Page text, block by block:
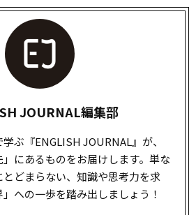
JOURNAL編集部
ぶ『ENGLISH JOURNAL』が、
にあるものをお届けします。単な
どまらない、知識や思考力を求
」への一歩を踏み出しましょう！